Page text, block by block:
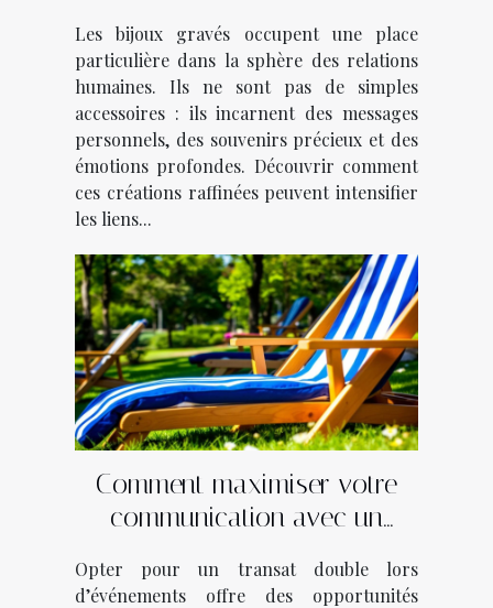
Les bijoux gravés occupent une place
particulière dans la sphère des relations
humaines. Ils ne sont pas de simples
accessoires : ils incarnent des messages
personnels, des souvenirs précieux et des
émotions profondes. Découvrir comment
ces créations raffinées peuvent intensifier
les liens...
Comment maximiser votre
communication avec un
d’événements ?
Opter pour un transat double lors
d’événements offre des opportunités